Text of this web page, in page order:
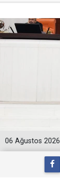
06 Ağustos 2026